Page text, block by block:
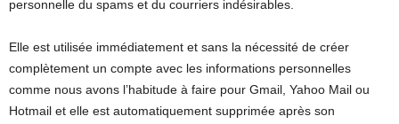
personnelle du spams et du courriers indésirables.
Elle est utilisée immédiatement et sans la nécessité de créer
complètement un compte avec les informations personnelles
comme nous avons l’habitude à faire pour Gmail, Yahoo Mail ou
Hotmail et elle est automatiquement supprimée après son